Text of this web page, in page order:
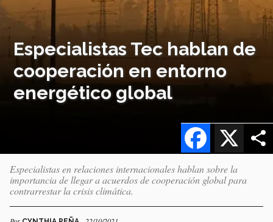
Especialistas Tec hablan de
cooperación en entorno
energético global
X
Facebook
Especialistas en relaciones internacionales hablan sobre la
importancia de llegar a acuerdos de cooperación global para
contrarrestar la crisis climática.